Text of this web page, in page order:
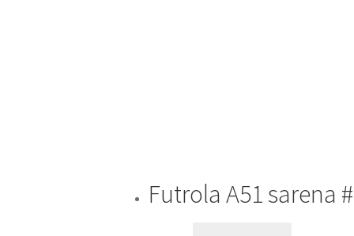
Futrola A51 sarena